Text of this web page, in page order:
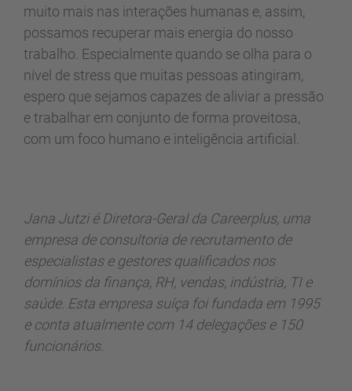
muito mais nas interações humanas e, assim,
possamos recuperar mais energia do nosso
trabalho. Especialmente quando se olha para o
nível de stress que muitas pessoas atingiram,
espero que sejamos capazes de aliviar a pressão
e trabalhar em conjunto de forma proveitosa,
com um foco humano e inteligência artificial.
Jana Jutzi é Diretora-Geral da Careerplus, uma
empresa de consultoria de recrutamento de
especialistas e gestores qualificados nos
domínios da finança, RH, vendas, indústria, TI e
saúde. Esta empresa suíça foi fundada em 1995
e conta atualmente com 14 delegações e 150
funcionários.